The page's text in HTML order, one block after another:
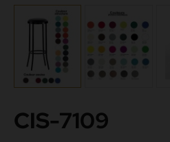
CIS-7109